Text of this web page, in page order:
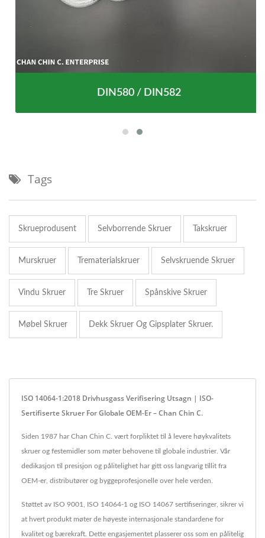
DIN580 / DIN582
Tags
Skrueprodusent Selvborrende Skruer Takskruer
Murskruer Trematerialskruer Selvskruende Skruer
Vindu Skruer Tre Skruer Spånskive Skruer
Møbel Skruer Dekk Skruer Og Gipsplater Skruer.
ISO 14064-1:2018 Drivhusgass Verifisering Utsagn | ISO-
Sertifiserte Skruer For Globale OEM-Er – Chan Chin C.
Siden 1987 har Chan Chin C. vært forpliktet til å levere høykvalitets
skruer og festemidler som møter behovene til globale industrier. Vår
dedikasjon til presisjon og pålitelighet har gitt oss langvarig tillit fra
OEM-er, distributører og byggeprofesjonelle over hele verden.
Støttet av ISO 9001, ISO 14064-1 og ISO 14067 sertifiseringer, sikrer vi
at hvert produkt møter de høyeste internasjonale standardene for
kvalitet og bærekraft. Dette engasjementet plasserer oss som en pålitelig